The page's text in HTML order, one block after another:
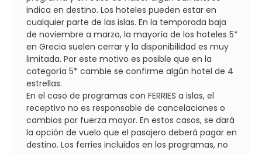
indica en destino. Los hoteles pueden estar en
cualquier parte de las islas. En la temporada baja
de noviembre a marzo, la mayoría de los hoteles 5*
en Grecia suelen cerrar y la disponibilidad es muy
limitada. Por este motivo es posible que en la
categoría 5* cambie se confirme algún hotel de 4
estrellas.
En el caso de programas con FERRIES a islas, el
receptivo no es responsable de cancelaciones o
cambios por fuerza mayor. En estos casos, se dará
la opción de vuelo que el pasajero deberá pagar en
destino. Los ferries incluidos en los programas, no